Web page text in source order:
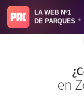
LA WEB Nº1
DE PARQUES
®
en